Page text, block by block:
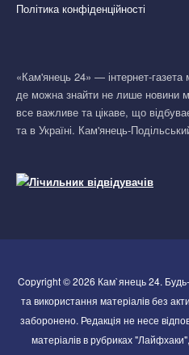
Політика конфіденційності
«Кам'янець 24» — інтернет-газета
де можна знайти не лише новини
все важливе та цікаве, що
та в Україні. Кам'янець-
Copyright © 2026 Кам`янець 24.
та використання матеріалів без
заборонено. Редакція не несе
матеріалів в рубриках